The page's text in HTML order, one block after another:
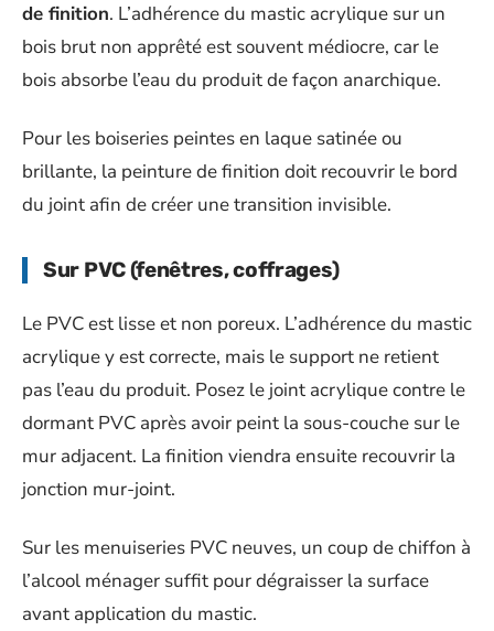
de finition. L’adhérence du mastic acrylique sur un
bois brut non apprêté est souvent médiocre, car le
bois absorbe l’eau du produit de façon anarchique.
Pour les boiseries peintes en laque satinée ou
brillante, la peinture de finition doit recouvrir le bord
du joint afin de créer une transition invisible.
Sur PVC (fenêtres, coffrages)
Le PVC est lisse et non poreux. L’adhérence du mastic
acrylique y est correcte, mais le support ne retient
pas l’eau du produit. Posez le joint acrylique contre le
dormant PVC après avoir peint la sous-couche sur le
mur adjacent. La finition viendra ensuite recouvrir la
jonction mur-joint.
Sur les menuiseries PVC neuves, un coup de chiffon à
l’alcool ménager suffit pour dégraisser la surface
avant application du mastic.